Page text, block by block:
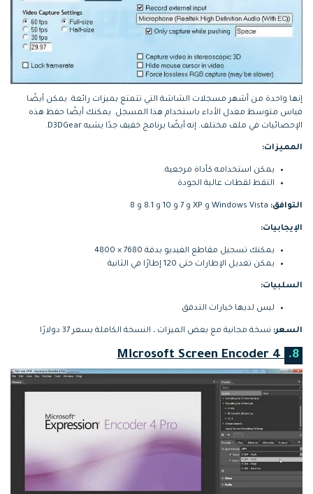
إنها واحدة من أشهر مسجلات الشاشة التي تتمتع بميزات رائعة. يمكن أيضًا
قياس متوسط معدل الأداء باستخدام هذا المسجل. يمكنك أيضًا حفظ هذه
الإحصائيات في ملف مختلف. إنه أيضًا برنامج خفيف جدًا يشبه D3DGear.
المميزات:
يمكن استخدامه كأداة مرجعية.
التقط لقطات عالية الجودة
التوافق: Windows Vista و XP و 7 و 10 و 8.1 و 8
الإيجابيات:
يمكنك تسجيل مقاطع الفيديو بدقة 7680 × 4800
يمكن تعديل الإطارات حتى 120 إطارًا في الثانية
السلبيات:
ليس لديها خيارات التدفق
السعر: نسخة مجانية مع بعض الميزات ، النسخة الكاملة بسعر 37 دولارًا
8.
Microsoft Screen Encoder 4